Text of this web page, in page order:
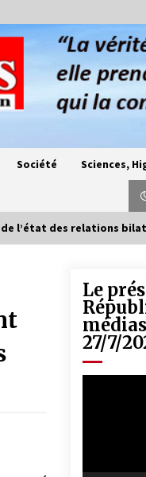
Société Sciences,
de l’état des relations
Le
27/7/